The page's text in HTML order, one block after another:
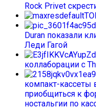
Rock Privet
Duran показали
Леди Гагой
коллаборации с
компакт-кассеты
приобщиться к
ностальгии по